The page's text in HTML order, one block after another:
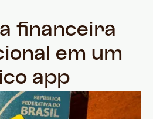
financeira
em um
app